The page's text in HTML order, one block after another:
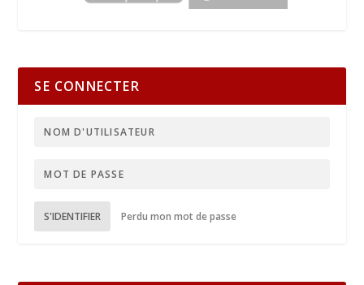
SE CONNECTER
S'IDENTIFIER Perdu mon mot de passe